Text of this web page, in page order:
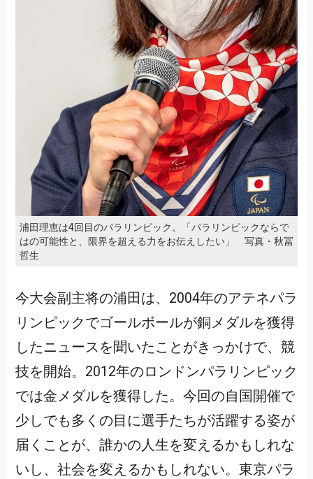
浦田理恵は4回目のパラリンピック。「パラリンピックならで
はの可能性と、限界を超える力をお伝えしたい」 写真・秋冨
哲生
今大会副主将の浦田は、2004年のアテネパラ
リンピックでゴールボールが銅メダルを獲得
したニュースを聞いたことがきっかけで、競
技を開始。2012年のロンドンパラリンピック
では金メダルを獲得した。今回の自国開催で
少しでも多くの目に選手たちが活躍する姿が
届くことが、誰かの人生を変えるかもしれな
いし、社会を変えるかもしれない。東京パラ